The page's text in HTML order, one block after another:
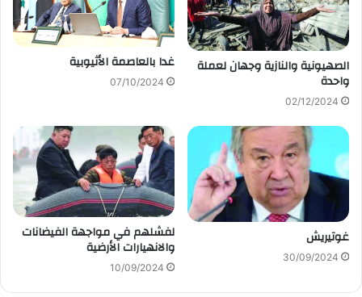
الصهيونية والنازية وجهان لعملة
واحدة
02/12/2024
غدا بالعاصمة الأثيوبية
07/10/2024
غوتيريش
30/09/2024
لفشلهم في مواجهة الفيضانات
والانهيارات الأرضية
10/09/2024